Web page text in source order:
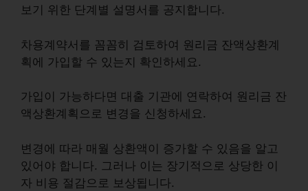
보기 위한 단계별 설명서 를 공지합니다.
차용계약서를 꼼꼼히 검토하여 원리금 잔액상환계
획에 가입할 수 있는지 확인하세요.
가입이 가능하다면 대출 기관에 연락하여 원리금 잔
액상환계획으로 변경을 신청하세요.
변경에 따라 매월 상환액이 증가할 수 있음을 알고
있어야 합니다. 그러나 이는 장기적으로 상당한 이
자 비용 절감으로 보상됩니다.